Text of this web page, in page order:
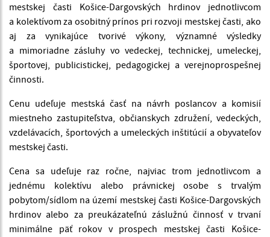
mestskej časti Košice-Dargovských hrdinov jednotlivcom
a kolektívom za osobitný prínos pri rozvoji mestskej časti, ako
aj za vynikajúce tvorivé výkony, významné výsledky
a mimoriadne zásluhy vo vedeckej, technickej, umeleckej,
športovej, publicistickej, pedagogickej a verejnoprospešnej
činnosti.
Cenu udeľuje mestská časť na návrh poslancov a komisií
miestneho zastupiteľstva, občianskych združení, vedeckých,
vzdelávacích, športových a umeleckých inštitúcií a obyvateľov
mestskej časti.
Cena sa udeľuje raz ročne, najviac trom jednotlivcom a
jednému kolektívu alebo právnickej osobe s trvalým
pobytom/sídlom na území mestskej časti Košice-Dargovských
hrdinov alebo za preukázateľnú záslužnú činnosť v trvaní
minimálne päť rokov v prospech mestskej časti Košice-